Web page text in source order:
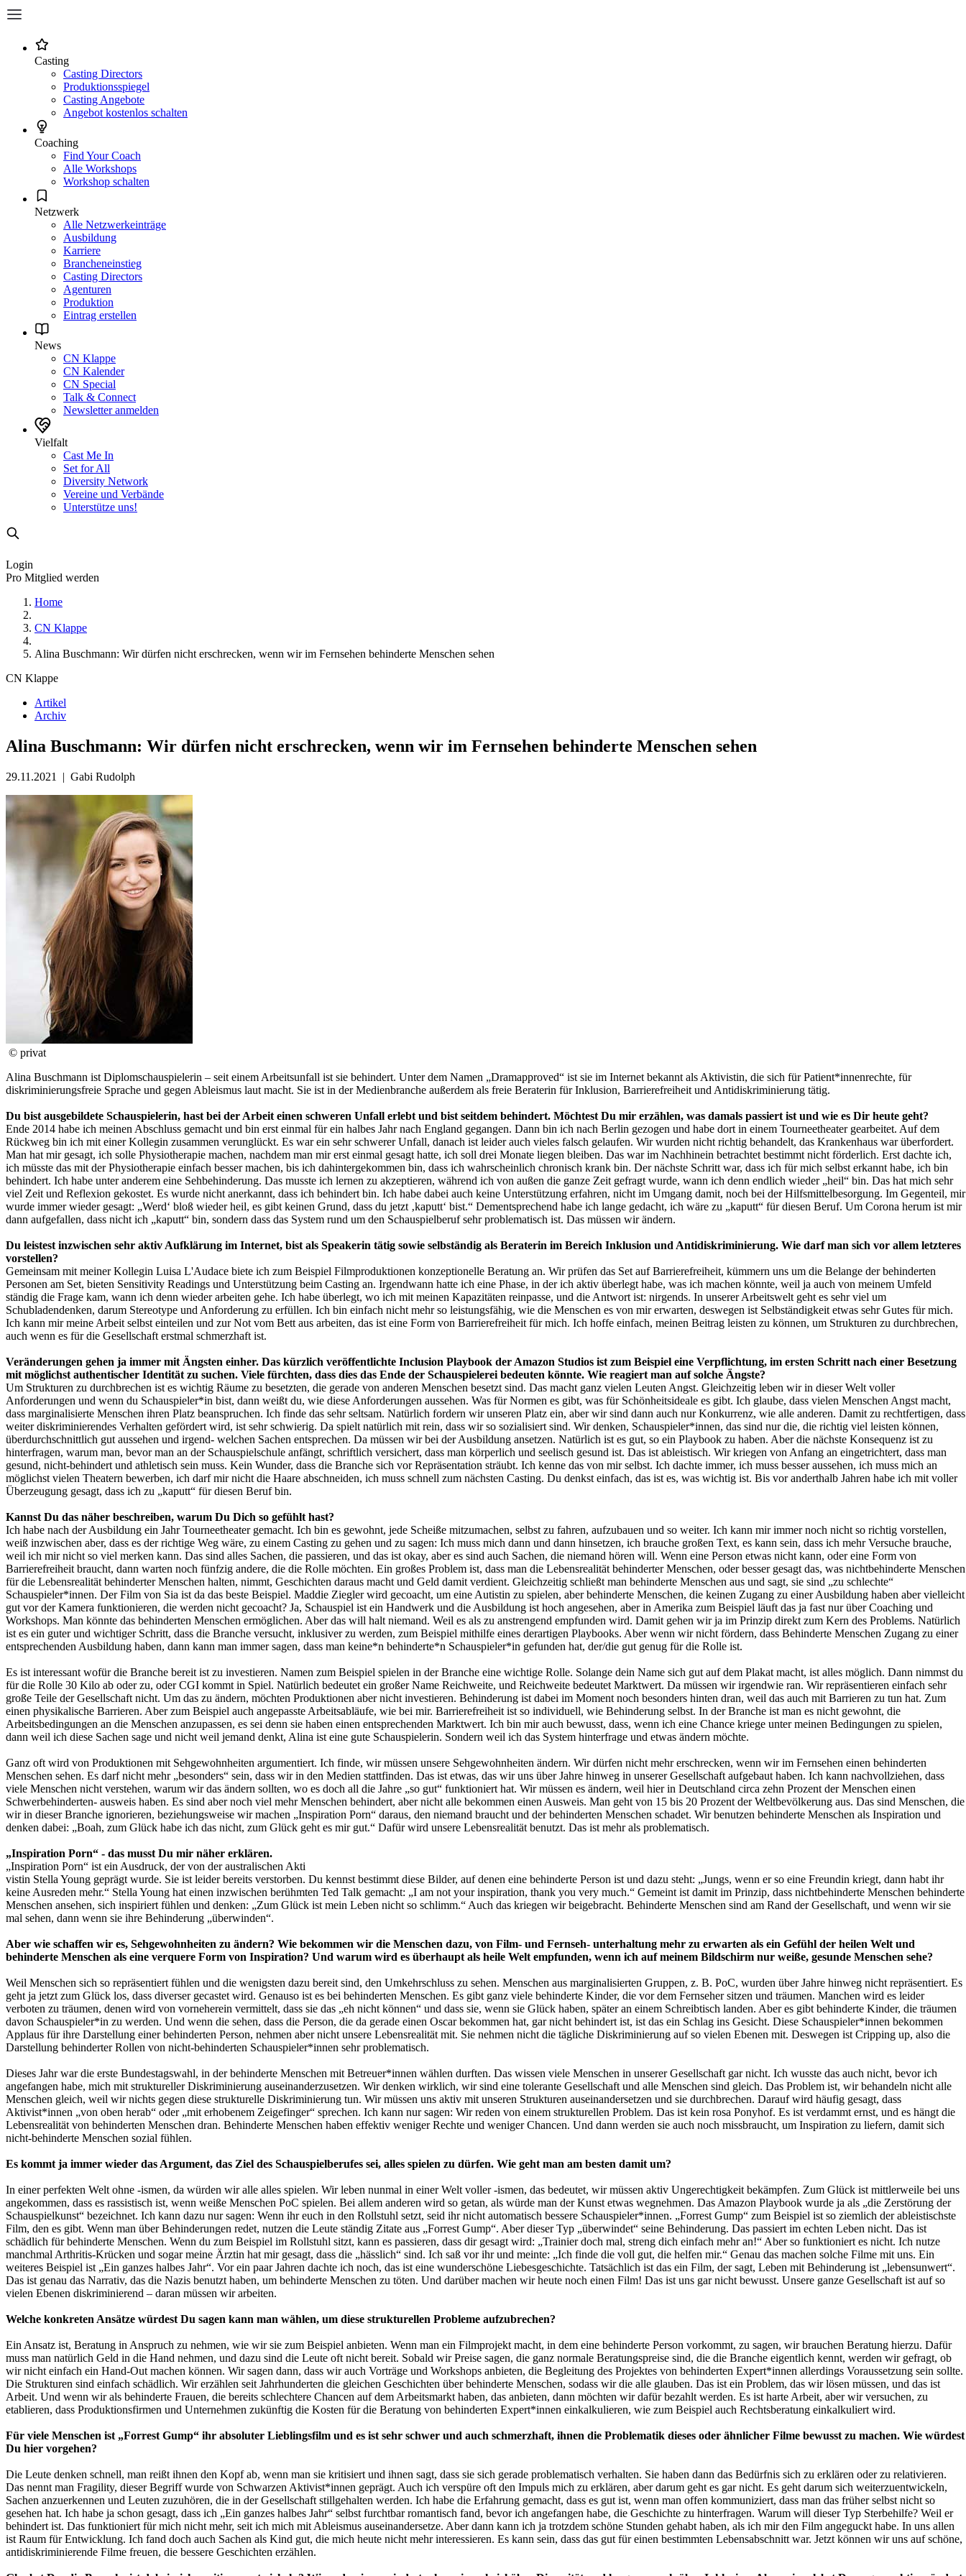
Casting
Casting Directors
Produktionsspiegel
Casting Angebote
Angebot kostenlos schalten
Coaching
Find Your Coach
Alle Workshops
Workshop schalten
Netzwerk
Alle Netzwerkeinträge
Ausbildung
Karriere
Brancheneinstieg
Casting Directors
Agenturen
Produktion
Eintrag erstellen
News
CN Klappe
CN Kalender
CN Special
Talk & Connect
Newsletter anmelden
Vielfalt
Cast Me In
Set for All
Diversity Network
Vereine und Verbände
Unterstütze uns!
Login
Pro Mitglied werden
Home
CN Klappe
Alina Buschmann: Wir dürfen nicht erschrecken, wenn wir im Fernsehen behinderte Menschen sehen
CN Klappe
Artikel
Archiv
Alina Buschmann: Wir dürfen nicht erschrecken, wenn wir im Fernsehen behinderte Menschen sehen
29.11.2021 | Gabi Rudolph
© privat
Alina Buschmann ist Diplomschauspielerin – seit einem Arbeitsunfall ist sie behindert. Unter dem Namen „Dramapproved“ ist sie im Internet bekannt als Aktivistin, die sich für Patient*innenrechte, für
diskriminierungsfreie Sprache und gegen Ableismus laut macht. Sie ist in der Medienbranche außerdem als freie Beraterin für Inklusion, Barrierefreiheit und Antidiskriminierung tätig.
Du bist ausgebildete Schauspielerin, hast bei der Arbeit einen schweren Unfall erlebt und bist seitdem behindert. Möchtest Du mir erzählen, was damals passiert ist und wie es Dir heute geht?
Ende 2014 habe ich meinen Abschluss gemacht und bin erst einmal für ein halbes Jahr nach England gegangen. Dann bin ich nach Berlin gezogen und habe dort in einem Tourneetheater gearbeitet. Auf dem
Rückweg bin ich mit einer Kollegin zusammen verunglückt. Es war ein sehr schwerer Unfall, danach ist leider auch vieles falsch gelaufen. Wir wurden nicht richtig behandelt, das Krankenhaus war überfordert.
Man hat mir gesagt, ich solle Physiotherapie machen, nachdem man mir erst einmal gesagt hatte, ich soll drei Monate liegen bleiben. Das war im Nachhinein betrachtet bestimmt nicht förderlich. Erst dachte ich,
ich müsste das mit der Physiotherapie einfach besser machen, bis ich dahintergekommen bin, dass ich wahrscheinlich chronisch krank bin. Der nächste Schritt war, dass ich für mich selbst erkannt habe, ich bin
behindert. Ich habe unter anderem eine Sehbehinderung. Das musste ich lernen zu akzeptieren, während ich von außen die ganze Zeit gefragt wurde, wann ich denn endlich wieder „heil“ bin. Das hat mich sehr
viel Zeit und Reflexion gekostet. Es wurde nicht anerkannt, dass ich behindert bin. Ich habe dabei auch keine Unterstützung erfahren, nicht im Umgang damit, noch bei der Hilfsmittelbesorgung. Im Gegenteil, mir
wurde immer wieder gesagt: „Werd‘ bloß wieder heil, es gibt keinen Grund, dass du jetzt ‚kaputt‘ bist.“ Dementsprechend habe ich lange gedacht, ich wäre zu „kaputt“ für diesen Beruf. Um Corona herum ist mir
dann aufgefallen, dass nicht ich „kaputt“ bin, sondern dass das System rund um den Schauspielberuf sehr problematisch ist. Das müssen wir ändern.
Du leistest inzwischen sehr aktiv Aufklärung im Internet, bist als Speakerin tätig sowie selbständig als Beraterin im Bereich Inklusion und Antidiskriminierung. Wie darf man sich vor allem letzteres
vorstellen?
Gemeinsam mit meiner Kollegin Luisa L'Audace biete ich zum Beispiel Filmproduktionen konzeptionelle Beratung an. Wir prüfen das Set auf Barrierefreiheit, kümmern uns um die Belange der behinderten
Personen am Set, bieten Sensitivity Readings und Unterstützung beim Casting an. Irgendwann hatte ich eine Phase, in der ich aktiv überlegt habe, was ich machen könnte, weil ja auch von meinem Umfeld
ständig die Frage kam, wann ich denn wieder arbeiten gehe. Ich habe überlegt, wo ich mit meinen Kapazitäten reinpasse, und die Antwort ist: nirgends. In unserer Arbeitswelt geht es sehr viel um
Schubladendenken, darum Stereotype und Anforderung zu erfüllen. Ich bin einfach nicht mehr so leistungsfähig, wie die Menschen es von mir erwarten, deswegen ist Selbständigkeit etwas sehr Gutes für mich.
Ich kann mir meine Arbeit selbst einteilen und zur Not vom Bett aus arbeiten, das ist eine Form von Barrierefreiheit für mich. Ich hoffe einfach, meinen Beitrag leisten zu können, um Strukturen zu durchbrechen,
auch wenn es für die Gesellschaft erstmal schmerzhaft ist.
Veränderungen gehen ja immer mit Ängsten einher. Das kürzlich veröffentlichte Inclusion Playbook der Amazon Studios ist zum Beispiel eine Verpflichtung, im ersten Schritt nach einer Besetzung
mit möglichst authentischer Identität zu suchen. Viele fürchten, dass dies das Ende der Schauspielerei bedeuten könnte. Wie reagiert man auf solche Ängste?
Um Strukturen zu durchbrechen ist es wichtig Räume zu besetzten, die gerade von anderen Menschen besetzt sind. Das macht ganz vielen Leuten Angst. Gleichzeitig leben wir in dieser Welt voller
Anforderungen und wenn du Schauspieler*in bist, dann weißt du, wie diese Anforderungen aussehen. Was für Normen es gibt, was für Schönheitsideale es gibt. Ich glaube, dass vielen Menschen Angst macht,
dass marginalisierte Menschen ihren Platz beanspruchen. Ich finde das sehr seltsam. Natürlich fordern wir unseren Platz ein, aber wir sind dann auch nur Konkurrenz, wie alle anderen. Damit zu rechtfertigen, dass
weiter diskriminierendes Verhalten gefördert wird, ist sehr schwierig. Da spielt natürlich mit rein, dass wir so sozialisiert sind. Wir denken, Schauspieler*innen, das sind nur die, die richtig viel leisten können,
überdurchschnittlich gut aussehen und irgend- welchen Sachen entsprechen. Da müssen wir bei der Ausbildung ansetzen. Natürlich ist es gut, so ein Playbook zu haben. Aber die nächste Konsequenz ist zu
hinterfragen, warum man, bevor man an der Schauspielschule anfängt, schriftlich versichert, dass man körperlich und seelisch gesund ist. Das ist ableistisch. Wir kriegen von Anfang an eingetrichtert, dass man
gesund, nicht-behindert und athletisch sein muss. Kein Wunder, dass die Branche sich vor Repräsentation sträubt. Ich kenne das von mir selbst. Ich dachte immer, ich muss besser aussehen, ich muss mich an
möglichst vielen Theatern bewerben, ich darf mir nicht die Haare abschneiden, ich muss schnell zum nächsten Casting. Du denkst einfach, das ist es, was wichtig ist. Bis vor anderthalb Jahren habe ich mit voller
Überzeugung gesagt, dass ich zu „kaputt“ für diesen Beruf bin.
Kannst Du das näher beschreiben, warum Du Dich so gefühlt hast?
Ich habe nach der Ausbildung ein Jahr Tourneetheater gemacht. Ich bin es gewohnt, jede Scheiße mitzumachen, selbst zu fahren, aufzubauen und so weiter. Ich kann mir immer noch nicht so richtig vorstellen,
weiß inzwischen aber, dass es der richtige Weg wäre, zu einem Casting zu gehen und zu sagen: Ich muss mich dann und dann hinsetzen, ich brauche großen Text, es kann sein, dass ich mehr Versuche brauche,
weil ich mir nicht so viel merken kann. Das sind alles Sachen, die passieren, und das ist okay, aber es sind auch Sachen, die niemand hören will. Wenn eine Person etwas nicht kann, oder eine Form von
Barrierefreiheit braucht, dann warten noch fünfzig andere, die die Rolle möchten. Ein großes Problem ist, dass man die Lebensrealität behinderter Menschen, oder besser gesagt das, was nichtbehinderte Menschen
für die Lebensrealität behinderter Menschen halten, nimmt, Geschichten daraus macht und Geld damit verdient. Gleichzeitig schließt man behinderte Menschen aus und sagt, sie sind „zu schlechte“
Schauspieler*innen. Der Film von Sia ist da das beste Beispiel. Maddie Ziegler wird gecoacht, um eine Autistin zu spielen, aber behinderte Menschen, die keinen Zugang zu einer Ausbildung haben aber vielleicht
gut vor der Kamera funktionieren, die werden nicht gecoacht? Ja, Schauspiel ist ein Handwerk und die Ausbildung ist hoch angesehen, aber in Amerika zum Beispiel läuft das ja fast nur über Coaching und
Workshops. Man könnte das behinderten Menschen ermöglichen. Aber das will halt niemand. Weil es als zu anstrengend empfunden wird. Damit gehen wir ja im Prinzip direkt zum Kern des Problems. Natürlich
ist es ein guter und wichtiger Schritt, dass die Branche versucht, inklusiver zu werden, zum Beispiel mithilfe eines derartigen Playbooks. Aber wenn wir nicht fördern, dass Behinderte Menschen Zugang zu einer
entsprechenden Ausbildung haben, dann kann man immer sagen, dass man keine*n behinderte*n Schauspieler*in gefunden hat, der/die gut genug für die Rolle ist.
Es ist interessant wofür die Branche bereit ist zu investieren. Namen zum Beispiel spielen in der Branche eine wichtige Rolle. Solange dein Name sich gut auf dem Plakat macht, ist alles möglich. Dann nimmst du
für die Rolle 30 Kilo ab oder zu, oder CGI kommt in Spiel. Natürlich bedeutet ein großer Name Reichweite, und Reichweite bedeutet Marktwert. Da müssen wir irgendwie ran. Wir repräsentieren einfach sehr
große Teile der Gesellschaft nicht. Um das zu ändern, möchten Produktionen aber nicht investieren. Behinderung ist dabei im Moment noch besonders hinten dran, weil das auch mit Barrieren zu tun hat. Zum
einen physikalische Barrieren. Aber zum Beispiel auch angepasste Arbeitsabläufe, wie bei mir. Barrierefreiheit ist so individuell, wie Behinderung selbst. In der Branche ist man es nicht gewohnt, die
Arbeitsbedingungen an die Menschen anzupassen, es sei denn sie haben einen entsprechenden Marktwert. Ich bin mir auch bewusst, dass, wenn ich eine Chance kriege unter meinen Bedingungen zu spielen,
dann weil ich diese Sachen sage und nicht weil jemand denkt, Alina ist eine gute Schauspielerin. Sondern weil ich das System hinterfrage und etwas ändern möchte.
Ganz oft wird von Produktionen mit Sehgewohnheiten argumentiert. Ich finde, wir müssen unsere Sehgewohnheiten ändern. Wir dürfen nicht mehr erschrecken, wenn wir im Fernsehen einen behinderten
Menschen sehen. Es darf nicht mehr „besonders“ sein, dass wir in den Medien stattfinden. Das ist etwas, das wir uns über Jahre hinweg in unserer Gesellschaft aufgebaut haben. Ich kann nachvollziehen, dass
viele Menschen nicht verstehen, warum wir das ändern sollten, wo es doch all die Jahre „so gut“ funktioniert hat. Wir müssen es ändern, weil hier in Deutschland circa zehn Prozent der Menschen einen
Schwerbehinderten- ausweis haben. Es sind aber noch viel mehr Menschen behindert, aber nicht alle bekommen einen Ausweis. Man geht von 15 bis 20 Prozent der Weltbevölkerung aus. Das sind Menschen, die
wir in dieser Branche ignorieren, beziehungsweise wir machen „Inspiration Porn“ daraus, den niemand braucht und der behinderten Menschen schadet. Wir benutzen behinderte Menschen als Inspiration und
denken dabei: „Boah, zum Glück habe ich das nicht, zum Glück geht es mir gut.“ Dafür wird unsere Lebensrealität benutzt. Das ist mehr als problematisch.
„Inspiration Porn“ - das musst Du mir näher erklären.
„Inspiration Porn“ ist ein Ausdruck, der von der australischen Akti
vistin Stella Young geprägt wurde. Sie ist leider bereits verstorben. Du kennst bestimmt diese Bilder, auf denen eine behinderte Person ist und dazu steht: „Jungs, wenn er so eine Freundin kriegt, dann habt ihr
keine Ausreden mehr.“ Stella Young hat einen inzwischen berühmten Ted Talk gemacht: „I am not your inspiration, thank you very much.“ Gemeint ist damit im Prinzip, dass nichtbehinderte Menschen behinderte
Menschen ansehen, sich inspiriert fühlen und denken: „Zum Glück ist mein Leben nicht so schlimm.“ Auch das kriegen wir beigebracht. Behinderte Menschen sind am Rand der Gesellschaft, und wenn wir sie
mal sehen, dann wenn sie ihre Behinderung „überwinden“.
Aber wie schaffen wir es, Sehgewohnheiten zu ändern? Wie bekommen wir die Menschen dazu, von Film- und Fernseh- unterhaltung mehr zu erwarten als ein Gefühl der heilen Welt und
behinderte Menschen als eine verquere Form von Inspiration? Und warum wird es überhaupt als heile Welt empfunden, wenn ich auf meinem Bildschirm nur weiße, gesunde Menschen sehe?
Weil Menschen sich so repräsentiert fühlen und die wenigsten dazu bereit sind, den Umkehrschluss zu sehen. Menschen aus marginalisierten Gruppen, z. B. PoC, wurden über Jahre hinweg nicht repräsentiert. Es
geht ja jetzt zum Glück los, dass diverser gecastet wird. Genauso ist es bei behinderten Menschen. Es gibt ganz viele behinderte Kinder, die vor dem Fernseher sitzen und träumen. Manchen wird es leider
verboten zu träumen, denen wird von vorneherein vermittelt, dass sie das „eh nicht können“ und dass sie, wenn sie Glück haben, später an einem Schreibtisch landen. Aber es gibt behinderte Kinder, die träumen
davon Schauspieler*in zu werden. Und wenn die sehen, dass die Person, die da gerade einen Oscar bekommen hat, gar nicht behindert ist, ist das ein Schlag ins Gesicht. Diese Schauspieler*innen bekommen
Applaus für ihre Darstellung einer behinderten Person, nehmen aber nicht unsere Lebensrealität mit. Sie nehmen nicht die tägliche Diskriminierung auf so vielen Ebenen mit. Deswegen ist Cripping up, also die
Darstellung behinderter Rollen von nicht-behinderten Schauspieler*innen sehr problematisch.
Dieses Jahr war die erste Bundestagswahl, in der behinderte Menschen mit Betreuer*innen wählen durften. Das wissen viele Menschen in unserer Gesellschaft gar nicht. Ich wusste das auch nicht, bevor ich
angefangen habe, mich mit struktureller Diskriminierung auseinanderzusetzen. Wir denken wirklich, wir sind eine tolerante Gesellschaft und alle Menschen sind gleich. Das Problem ist, wir behandeln nicht alle
Menschen gleich, weil wir nichts gegen diese strukturelle Diskriminierung tun. Wir müssen uns aktiv mit unseren Strukturen auseinandersetzen und sie durchbrechen. Darauf wird häufig gesagt, dass
Aktivist*innen „von oben herab“ oder „mit erhobenem Zeigefinger“ sprechen. Ich kann nur sagen: Wir reden von einem strukturellen Problem. Das ist kein rosa Ponyhof. Es ist verdammt ernst, und es hängt die
Lebensrealität von behinderten Menschen dran. Behinderte Menschen haben effektiv weniger Rechte und weniger Chancen. Und dann werden sie auch noch missbraucht, um Inspiration zu liefern, damit sich
nicht-behinderte Menschen sozial fühlen.
Es kommt ja immer wieder das Argument, das Ziel des Schauspielberufes sei, alles spielen zu dürfen. Wie geht man am besten damit um?
In einer perfekten Welt ohne -ismen, da würden wir alle alles spielen. Wir leben nunmal in einer Welt voller -ismen, das bedeutet, wir müssen aktiv Ungerechtigkeit bekämpfen. Zum Glück ist mittlerweile bei uns
angekommen, dass es rassistisch ist, wenn weiße Menschen PoC spielen. Bei allem anderen wird so getan, als würde man der Kunst etwas wegnehmen. Das Amazon Playbook wurde ja als „die Zerstörung der
Schauspielkunst“ bezeichnet. Ich kann dazu nur sagen: Wenn ihr euch in den Rollstuhl setzt, seid ihr nicht automatisch bessere Schauspieler*innen. „Forrest Gump“ zum Beispiel ist so ziemlich der ableistischste
Film, den es gibt. Wenn man über Behinderungen redet, nutzen die Leute ständig Zitate aus „Forrest Gump“. Aber dieser Typ „überwindet“ seine Behinderung. Das passiert im echten Leben nicht. Das ist
schädlich für behinderte Menschen. Wenn du zum Beispiel im Rollstuhl sitzt, kann es passieren, dass dir gesagt wird: „Trainier doch mal, streng dich einfach mehr an!“ Aber so funktioniert es nicht. Ich nutze
manchmal Arthritis-Krücken und sogar meine Ärztin hat mir gesagt, dass die „hässlich“ sind. Ich saß vor ihr und meinte: „Ich finde die voll gut, die helfen mir.“ Genau das machen solche Filme mit uns. Ein
weiteres Beispiel ist „Ein ganzes halbes Jahr“. Vor ein paar Jahren dachte ich noch, das ist eine wunderschöne Liebesgeschichte. Tatsächlich ist das ein Film, der sagt, Leben mit Behinderung ist „lebensunwert“.
Das ist genau das Narrativ, das die Nazis benutzt haben, um behinderte Menschen zu töten. Und darüber machen wir heute noch einen Film! Das ist uns gar nicht bewusst. Unsere ganze Gesellschaft ist auf so
vielen Ebenen diskriminierend – daran müssen wir arbeiten.
Welche konkreten Ansätze würdest Du sagen kann man wählen, um diese strukturellen Probleme aufzubrechen?
Ein Ansatz ist, Beratung in Anspruch zu nehmen, wie wir sie zum Beispiel anbieten. Wenn man ein Filmprojekt macht, in dem eine behinderte Person vorkommt, zu sagen, wir brauchen Beratung hierzu. Dafür
muss man natürlich Geld in die Hand nehmen, und dazu sind die Leute oft nicht bereit. Sobald wir Preise sagen, die ganz normale Beratungspreise sind, die die Branche eigentlich kennt, werden wir gefragt, ob
wir nicht einfach ein Hand-Out machen können. Wir sagen dann, dass wir auch Vorträge und Workshops anbieten, die Begleitung des Projektes von behinderten Expert*innen allerdings Voraussetzung sein sollte.
Die Strukturen sind einfach schädlich. Wir erzählen seit Jahrhunderten die gleichen Geschichten über behinderte Menschen, sodass wir die alle glauben. Das ist ein Problem, das wir lösen müssen, und das ist
Arbeit. Und wenn wir als behinderte Frauen, die bereits schlechtere Chancen auf dem Arbeitsmarkt haben, das anbieten, dann möchten wir dafür bezahlt werden. Es ist harte Arbeit, aber wir versuchen, zu
etablieren, dass Produktionsfirmen und Unternehmen zukünftig die Kosten für die Beratung von behinderten Expert*innen einkalkulieren, wie zum Beispiel auch Rechtsberatung einkalkuliert wird.
Für viele Menschen ist „Forrest Gump“ ihr absoluter Lieblingsfilm und es ist sehr schwer und auch schmerzhaft, ihnen die Problematik dieses oder ähnlicher Filme bewusst zu machen. Wie würdest
Du hier vorgehen?
Die Leute denken schnell, man reißt ihnen den Kopf ab, wenn man sie kritisiert und ihnen sagt, dass sie sich gerade problematisch verhalten. Sie haben dann das Bedürfnis sich zu erklären oder zu relativieren.
Das nennt man Fragility, dieser Begriff wurde von Schwarzen Aktivist*innen geprägt. Auch ich verspüre oft den Impuls mich zu erklären, aber darum geht es gar nicht. Es geht darum sich weiterzuentwickeln,
Sachen anzuerkennen und Leuten zuzuhören, die in der Gesellschaft stillgehalten werden. Ich habe die Erfahrung gemacht, dass es gut ist, wenn man offen kommuniziert, dass man das früher selbst nicht so
gesehen hat. Ich habe ja schon gesagt, dass ich „Ein ganzes halbes Jahr“ selbst furchtbar romantisch fand, bevor ich angefangen habe, die Geschichte zu hinterfragen. Warum will dieser Typ Sterbehilfe? Weil er
behindert ist. Das funktioniert für mich nicht mehr, seit ich mich mit Ableismus auseinandersetze. Aber dann kann ich ja trotzdem schöne Stunden gehabt haben, als ich mir den Film angeguckt habe. In uns allen
ist Raum für Entwicklung. Ich fand doch auch Sachen als Kind gut, die mich heute nicht mehr interessieren. Es kann sein, dass das gut für einen bestimmten Lebensabschnitt war. Jetzt können wir uns auf schöne,
antidiskriminierende Filme freuen, die bessere Geschichten erzählen.